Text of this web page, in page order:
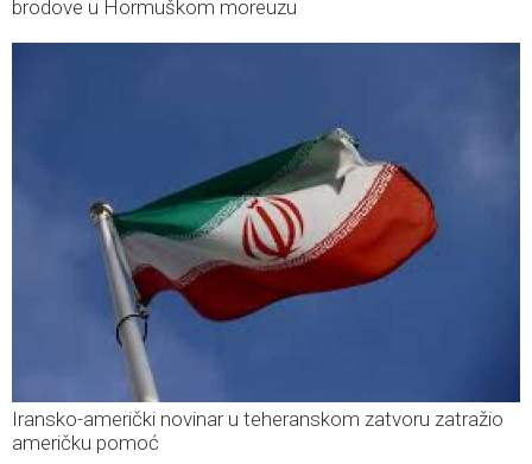
brodove u Hormuškom moreuzu
Iransko-američki novinar u teheranskom zatvoru zatražio
američku pomoć